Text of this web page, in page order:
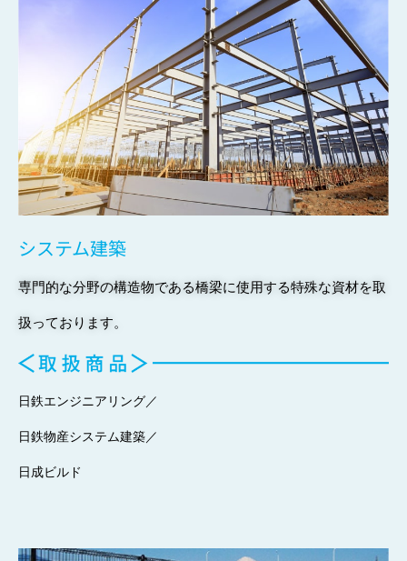
システム建築
専門的な分野の構造物である橋梁に使用する特殊な資材を取
扱っております。
日鉄エンジニアリング／
日鉄物産システム建築／
日成ビルド